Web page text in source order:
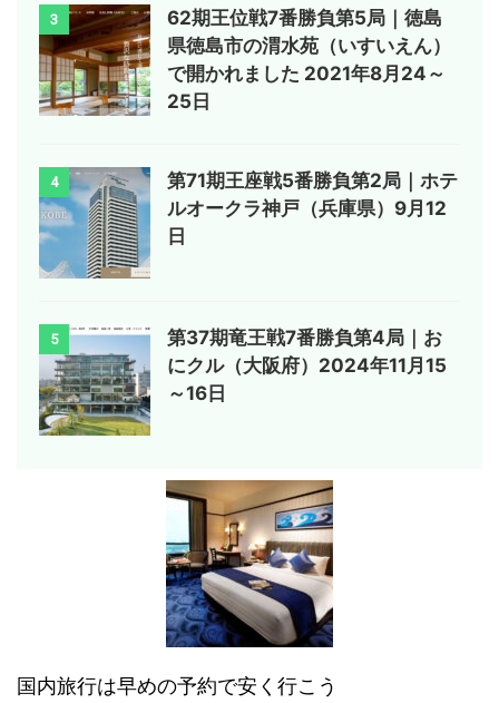
3
62期王位戦7番勝負第5局｜徳島
県徳島市の渭水苑（いすいえん）
で開かれました 2021年8月24～
25日
4
第71期王座戦5番勝負第2局｜ホテ
ルオークラ神戸（兵庫県）9月12
日
5
第37期竜王戦7番勝負第4局｜お
にクル（大阪府）2024年11月15
～16日
国内旅行は早めの予約で安く行こう